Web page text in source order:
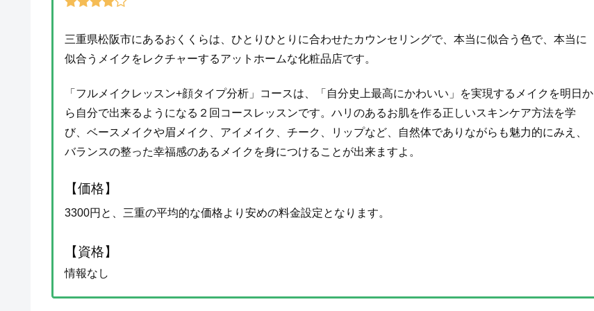
三重県松阪市にあるおくくらは、ひとりひとりに合わせたカウンセリングで、本当に似合う色で、本当に
似合うメイクをレクチャーするアットホームな化粧品店です。
「フルメイクレッスン+顔タイプ分析」コースは、「自分史上最高にかわいい」を実現するメイクを明日か
ら自分で出来るようになる２回コースレッスンです。ハリのあるお肌を作る正しいスキンケア方法を学
び、ベースメイクや眉メイク、アイメイク、チーク、リップなど、自然体でありながらも魅力的にみえ、
バランスの整った幸福感のあるメイクを身につけることが出来ますよ。
【価格】
3300円と、三重の平均的な価格より安めの料金設定となります。
【資格】
情報なし